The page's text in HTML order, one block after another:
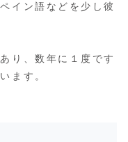
イン語などを少し彼
り、数年に１度です
ます。